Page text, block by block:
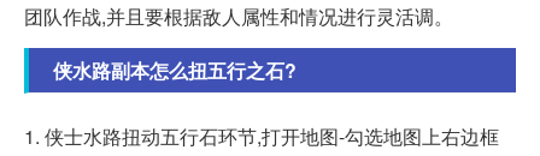
团队作战,并且要根据敌人属性和情况进行灵活调。
侠水路副本怎么扭五行之石?
1. 侠士水路扭动五行石环节,打开地图-勾选地图上右边框